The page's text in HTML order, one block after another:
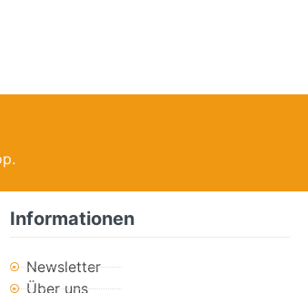
Informationen
Newsletter
Über uns